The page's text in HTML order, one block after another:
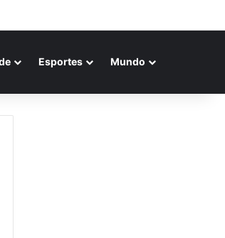
Esportes Mundo